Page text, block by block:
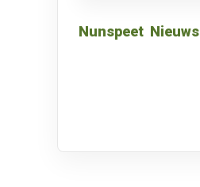
Nunspeet Nieuws